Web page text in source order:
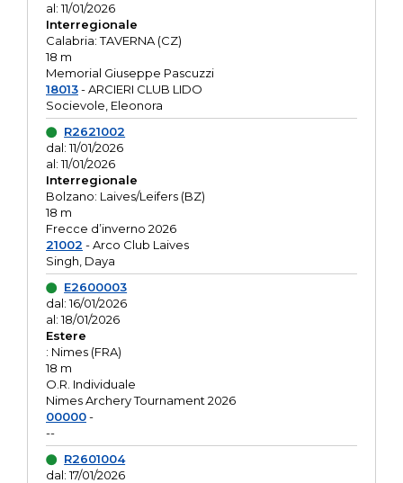
al: 11/01/2026
Interregionale
Calabria: TAVERNA (CZ)
18 m
Memorial Giuseppe Pascuzzi
18013- ARCIERI CLUB LIDO
Socievole, Eleonora
R2621002
dal: 11/01/2026
al: 11/01/2026
Interregionale
Bolzano: Laives/Leifers (BZ)
18 m
Frecce d’inverno 2026
21002 - Arco Club Laives
Singh, Daya
E2600003
dal: 16/01/2026
al: 18/01/2026
Estere
: Nimes (FRA)
18 m
O.R. Individuale
Nimes Archery Tournament 2026
00000-
--
R2601004
dal: 17/01/2026